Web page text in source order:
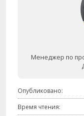
Менеджер по
Опубликовано:
Время чтения: